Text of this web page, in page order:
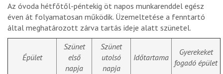
Az óvoda hétfőtől-péntekig öt napos munkarenddel egész
éven át folyamatosan működik. Üzemeltetése a fenntartó
által meghatározott zárva tartás ideje alatt szünetel.
Épület
Szünet
első
napja
Szünet
utolsó
napja
Időtartama
Gyerekeket
fogadó épület